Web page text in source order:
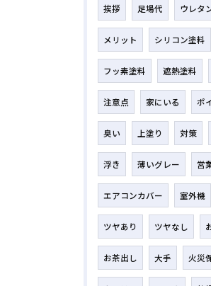
挨拶 足場代 ウレタ
メリット シリコン塗料
フッ素塗料 遮熱塗料
注意点 家にいる ポ
臭い 上塗り 対策
浮き 薄いグレー 営
エアコンカバー 室外機
ツヤあり ツヤなし
お茶出し 大手 火災